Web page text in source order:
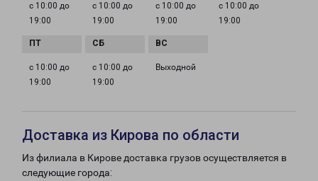
с 10:00 до
19:00
с 10:00 до
19:00
с 10:00 до
19:00
с 10:00 до
19:00
с 10:00 до
19:00
с 10:00 до
19:00
Выходной
Доставка из Кирова по области
Из филиала в Кирове доставка грузов осуществляется в
следующие города: